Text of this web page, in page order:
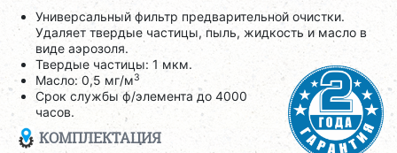
Универсальный фильтр предварительной очистки.
Удаляет твердые частицы, пыль, жидкость и масло в
виде аэрозоля.
Твердые частицы: 1 мкм.
Масло: 0,5 мг/м3
Срок службы ф/элемента до 4000
часов.
КОМПЛЕКТАЦИЯ